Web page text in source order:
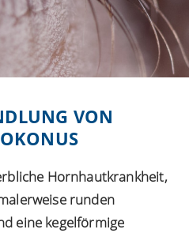
VON
Hornhautkrankheit,
runden
eine kegelförmige